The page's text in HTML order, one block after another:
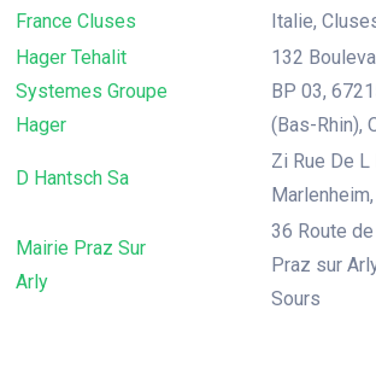
France Cluses
Italie,
Hager Tehalit
Systemes Groupe
Hager
132
BP 03,
(Bas-Rhin),
D Hantsch Sa
Zi Rue De L
Mairie Praz Sur
Arly
36 Route
Praz sur
Sours